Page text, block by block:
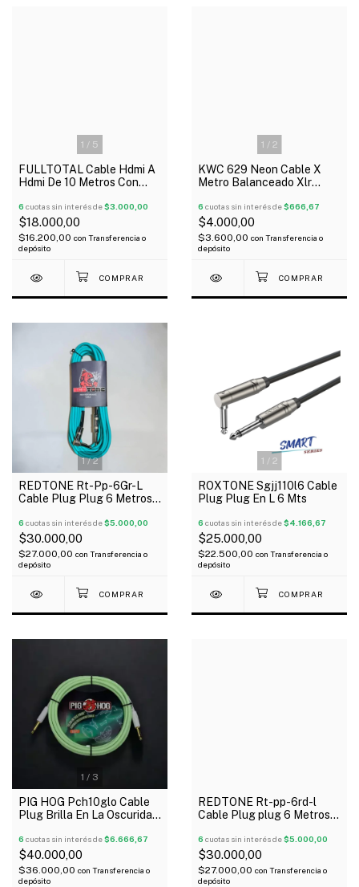
1 / 5
FULLTOTAL Cable Hdmi A
Hdmi De 10 Metros Con
6 cuotas sin interés de$3.000,00
$18.000,00
$16.200,00 con Transferencia o
depósito
1 / 2
KWC 629 Neon Cable X
Metro Balanceado Xlr
6 cuotas sin interés de$666,67
$4.000,00
$3.600,00 con Transferencia o
depósito
1/2
REDTONE Rt-Pp-6Gr-L
Cable Plug Plug 6 Metros
6 cuotas sin interés de$5.000,00
$30.000,00
$27.000,00 con Transferencia o
depósito
1 / 2
ROXTONE Sgjj110l6 Cable
Plug Plug En L 6 Mts
6 cuotas sin interés de$4.166,67
$25.000,00
$22.500,00 con Transferencia o
depósito
1 / 3
PIG HOG Pch10glo Cable
Plug Brilla En La Oscuridad
6 cuotas sin interés de$6.666,67
$40.000,00
$36.000,00 con Transferencia o
depósito
REDTONE Rt-pp-6rd-l
Cable Plug plug 6 Metros
6 cuotas sin interés de$5.000,00
$30.000,00
$27.000,00 con Transferencia o
depósito